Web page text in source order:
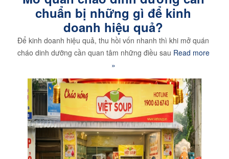
chuẩn bị những gì để kinh
doanh hiệu quả?
Để kinh doanh hiệu quả, thu hồi vốn nhanh thì khi mở quán
cháo dinh dưỡng cần quan tâm những điều sau Read more
»